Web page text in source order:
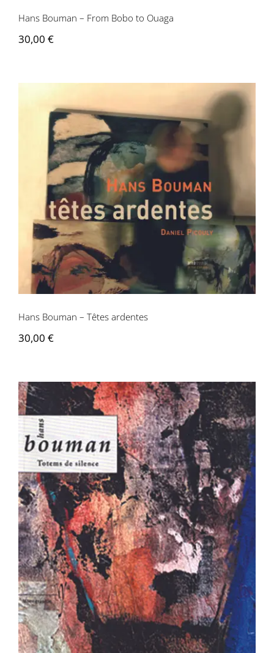
Hans Bouman – From Bobo to Ouaga
30,00 €
Hans Bouman – Têtes ardentes
Hans Bouman – Têtes ardentes
30,00 €
Hans Bouman – Totems de silence